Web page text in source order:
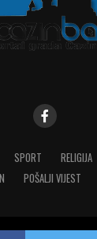
SPORT RELIGIJA
POŠALJI VIJEST